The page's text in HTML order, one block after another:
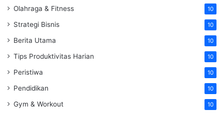
Olahraga & Fitness 10
Strategi Bisnis 10
Berita Utama 10
Tips Produktivitas Harian 10
Peristiwa 10
Pendidikan 10
Gym & Workout 10